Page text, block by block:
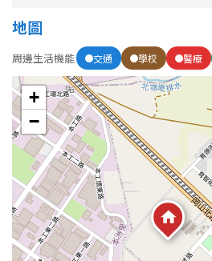
5~10樓
21樓以上
~
格局
不拘
地圖
周邊生活機能 交通 學校 醫療
+
−